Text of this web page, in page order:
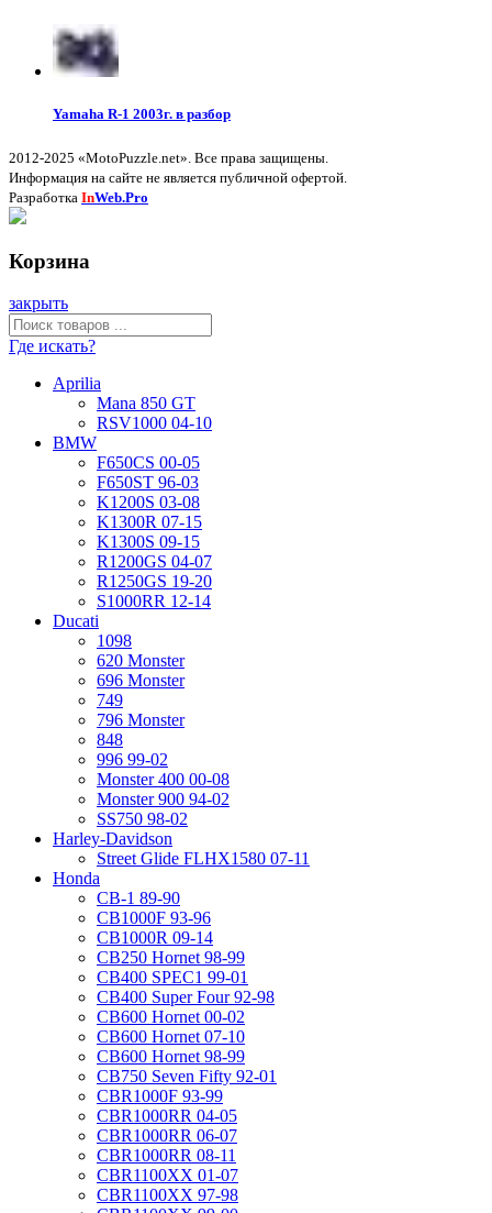
Yamaha R-1 2003г. в разбор
2012-2025 «MotoPuzzle.net». Все права защищены.
Информация на сайте не является публичной офертой.
Разработка InWeb.Pro
Корзина
закрыть
Где искать?
Aprilia
Mana 850 GT
RSV1000 04-10
BMW
F650CS 00-05
F650ST 96-03
K1200S 03-08
K1300R 07-15
K1300S 09-15
R1200GS 04-07
R1250GS 19-20
S1000RR 12-14
Ducati
1098
620 Monster
696 Monster
749
796 Monster
848
996 99-02
Monster 400 00-08
Monster 900 94-02
SS750 98-02
Harley-Davidson
Street Glide FLHX1580 07-11
Honda
CB-1 89-90
CB1000F 93-96
CB1000R 09-14
CB250 Hornet 98-99
CB400 SPEC1 99-01
CB400 Super Four 92-98
CB600 Hornet 00-02
CB600 Hornet 07-10
CB600 Hornet 98-99
CB750 Seven Fifty 92-01
CBR1000F 93-99
CBR1000RR 04-05
CBR1000RR 06-07
CBR1000RR 08-11
CBR1100XX 01-07
CBR1100XX 97-98